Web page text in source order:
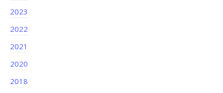
2023
2022
2021
2020
2018